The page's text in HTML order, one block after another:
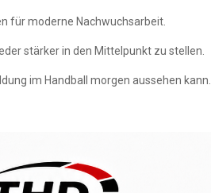
für moderne Nachwuchsarbeit.
stärker in den Mittelpunkt zu stellen.
im Handball morgen aussehen kann.